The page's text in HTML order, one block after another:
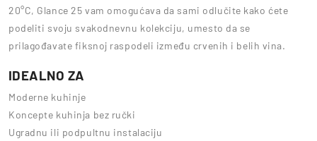
20°C, Glance 25 vam omogućava da sami odlučite kako ćete
podeliti svoju svakodnevnu kolekciju, umesto da se
prilagođavate fiksnoj raspodeli između crvenih i belih vina.
IDEALNO ZA
Moderne kuhinje
Koncepte kuhinja bez ručki
Ugradnu ili podpultnu instalaciju